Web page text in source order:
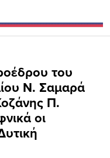
του
Ν. Σαμαρά
Π.
οι